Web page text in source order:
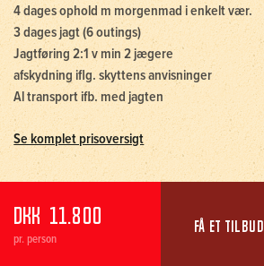
4 dages ophold m morgenmad i enkelt vær.
3 dages jagt (6 outings)
Jagtføring 2:1 v min 2 jægere
afskydning iflg. skyttens anvisninger
Al transport ifb. med jagten
Se komplet prisoversigt
DKK 11.800
pr. person
FÅ ET TILBUD